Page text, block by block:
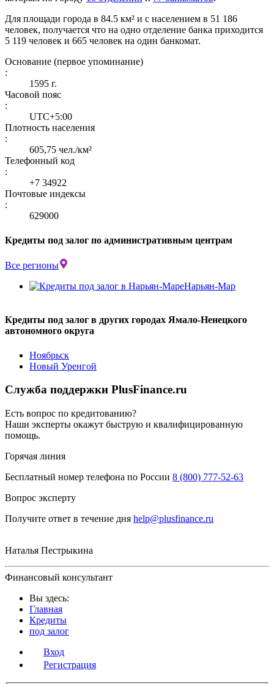
Для площади города в 84.5 км² и с населением в 51 186
человек, получается что на одно отделение банка приходится
5 119 человек и 665 человек на один банкомат.
Основание (первое упоминание)
:
1595 г.
Часовой пояс
:
UTC+5:00
Плотность населения
:
605,75 чел./км²
Телефонный код
:
+7 34922
Почтовые индексы
:
629000
Кредиты под залог по административным центрам
Все регионы
Нарьян-Мар
Кредиты под залог в других городах Ямало-Ненецкого
автономного округа
Ноябрьск
Новый Уренгой
Служба поддержки PlusFinance.ru
Есть вопрос по кредитованию?
Наши эксперты окажут быструю и квалифицированную
помощь.
Горячая линия
Бесплатный номер телефона по России 8 (800) 777-52-63
Вопрос эксперту
Получите ответ в течение дня help@plusfinance.ru
Наталья Пестрыкина
Финансовый консультант
Вы здесь:
Главная
Кредиты
под залог
Вход
Регистрация